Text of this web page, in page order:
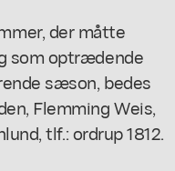
der måtte
som optrædende
sæson, bedes
Flemming Weis,
tlf.: ordrup 1812.